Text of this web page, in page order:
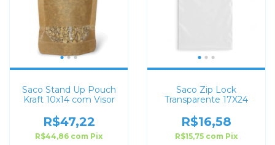
Saco Stand Up Pouch
Kraft 10x14 com Visor
R$47,22
R$44,86 com Pix
Saco Zip Lock
Transparente 17X24
R$16,58
R$15,75 com Pix